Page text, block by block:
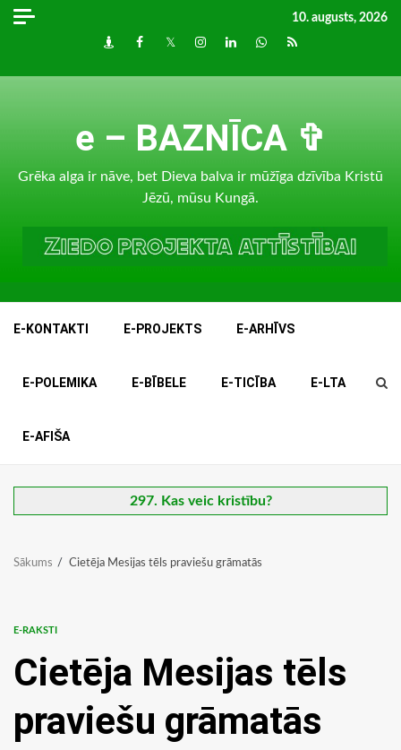
Skip
10. augusts, 2026
DraugiemFacebook
TwitterInstagram
LinkedInwhatsapp
RSS
e – BAZNĪCA ✞
Grēka alga ir nāve, bet Dieva balva ir mūžīga dzīvība Kristū
Jēzū, mūsu Kungā.
E-KONTAKTI E-PROJEKTS E-ARHĪVS
E-POLEMIKA E-BĪBELE E-TICĪBA E-LTA
E-AFIŠA
297. Kas veic kristību?
Sākums Cietēja Mesijas tēls praviešu grāmatās
E-RAKSTI
Cietēja Mesijas tēls
praviešu grāmatās